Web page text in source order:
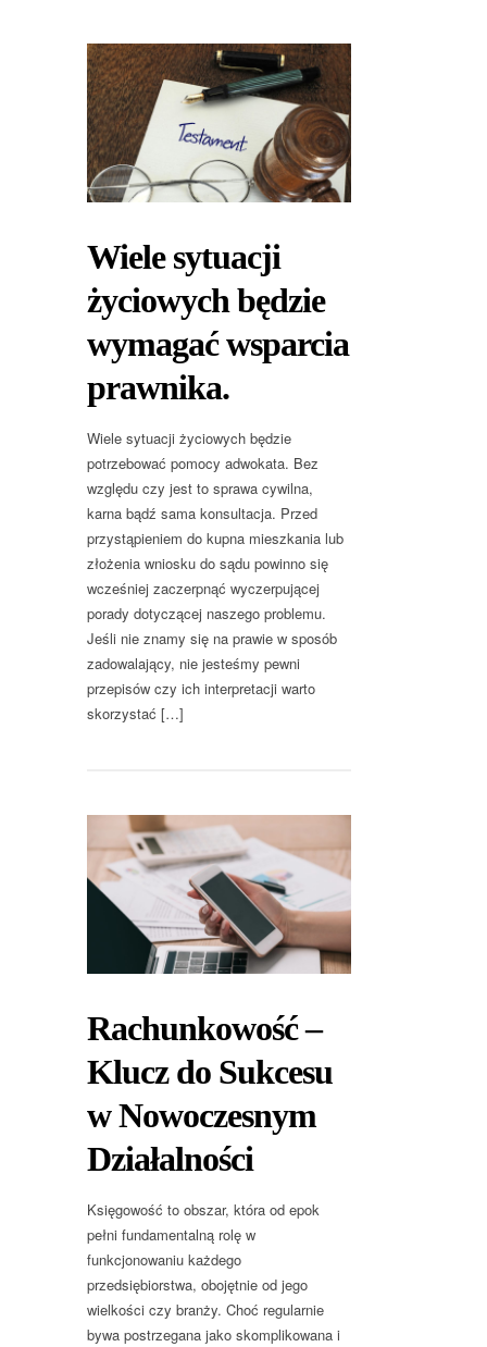
Wiele sytuacji
życiowych będzie
wymagać wsparcia
prawnika.
Wiele sytuacji życiowych będzie
potrzebować pomocy adwokata. Bez
względu czy jest to sprawa cywilna,
karna bądź sama konsultacja. Przed
przystąpieniem do kupna mieszkania lub
złożenia wniosku do sądu powinno się
wcześniej zaczerpnąć wyczerpującej
porady dotyczącej naszego problemu.
Jeśli nie znamy się na prawie w sposób
zadowalający, nie jesteśmy pewni
przepisów czy ich interpretacji warto
skorzystać […]
Rachunkowość –
Klucz do Sukcesu
w Nowoczesnym
Działalności
Księgowość to obszar, która od epok
pełni fundamentalną rolę w
funkcjonowaniu każdego
przedsiębiorstwa, obojętnie od jego
wielkości czy branży. Choć regularnie
bywa postrzegana jako skomplikowana i